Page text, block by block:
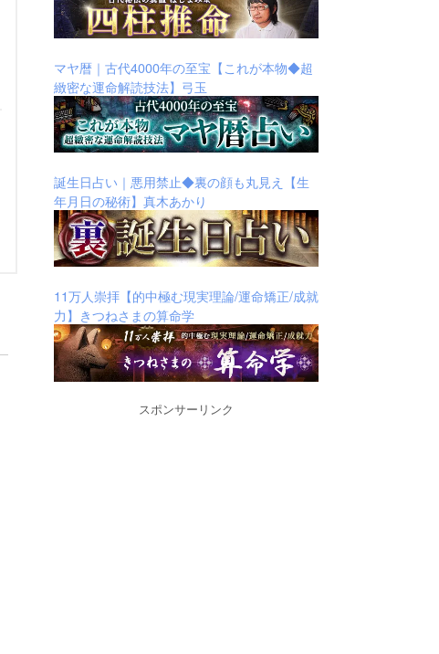
マヤ暦｜古代4000年の至宝【これが本物◆超
緻密な運命解読技法】弓玉
誕生日占い｜悪用禁止◆裏の顔も丸見え【生
年月日の秘術】真木あかり
11万人崇拝【的中極む現実理論/運命矯正/成就
力】きつねさまの算命学
スポンサーリンク